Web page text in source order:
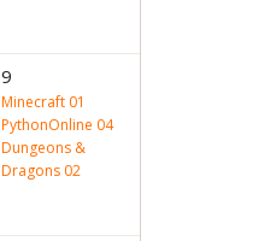
9
Minecraft 01
PythonOnline 04
Dungeons &
Dragons 02